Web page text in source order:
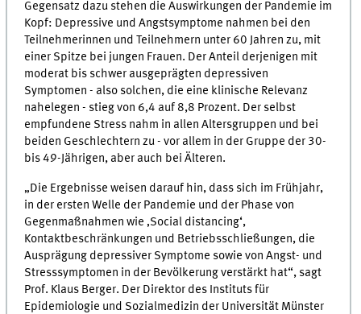
Gegensatz dazu stehen die Auswirkungen der Pandemie im
Kopf: Depressive und Angstsymptome nahmen bei den
Teilnehmerinnen und Teilnehmern unter 60 Jahren zu, mit
einer Spitze bei jungen Frauen. Der Anteil derjenigen mit
moderat bis schwer ausgeprägten depressiven
Symptomen - also solchen, die eine klinische Relevanz
nahelegen - stieg von 6,4 auf 8,8 Prozent. Der selbst
empfundene Stress nahm in allen Altersgruppen und bei
beiden Geschlechtern zu - vor allem in der Gruppe der 30-
bis 49-Jährigen, aber auch bei Älteren.
„Die Ergebnisse weisen darauf hin, dass sich im Frühjahr,
in der ersten Welle der Pandemie und der Phase von
Gegenmaßnahmen wie ‚Social distancing‘,
Kontaktbeschränkungen und Betriebsschließungen, die
Ausprägung depressiver Symptome sowie von Angst- und
Stresssymptomen in der Bevölkerung verstärkt hat“, sagt
Prof. Klaus Berger. Der Direktor des Instituts für
Epidemiologie und Sozialmedizin der Universität Münster